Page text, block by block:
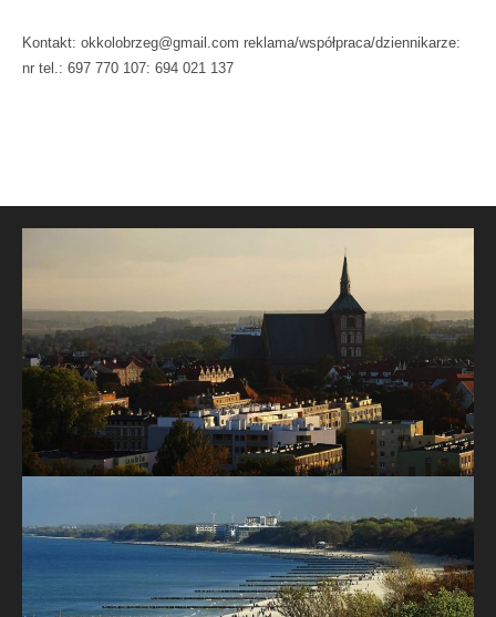
Kontakt: okkolobrzeg@gmail.com reklama/współpraca/dziennikarze:
nr tel.: 697 770 107: 694 021 137